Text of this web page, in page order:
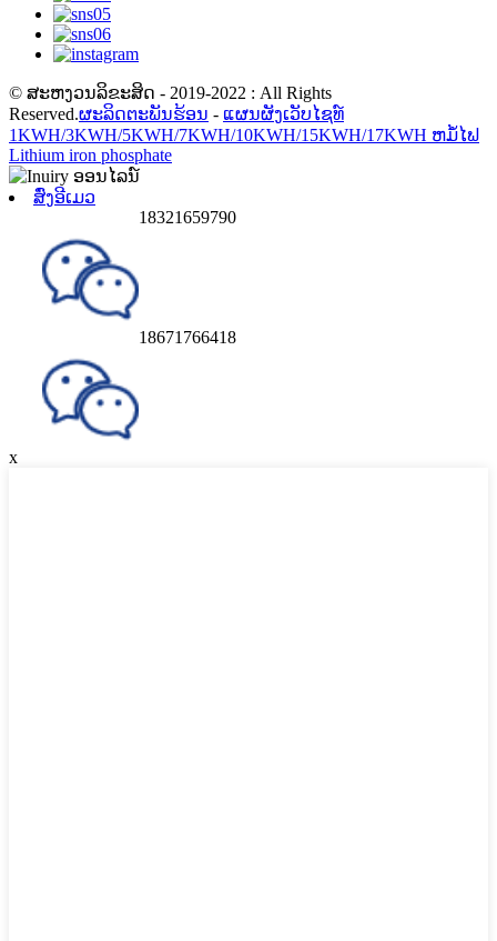
© ສະຫງວນລິຂະສິດ - 2019-2022 : All Rights
Reserved.ຜະລິດຕະພັນຮ້ອນ - ແຜນຜັງເວັບໄຊທ໌
1KWH/3KWH/5KWH/7KWH/10KWH/15KWH/17KWH ຫມໍ້ໄຟ
Lithium iron phosphate
ສົ່ງອີເມວ
18321659790
18671766418
x